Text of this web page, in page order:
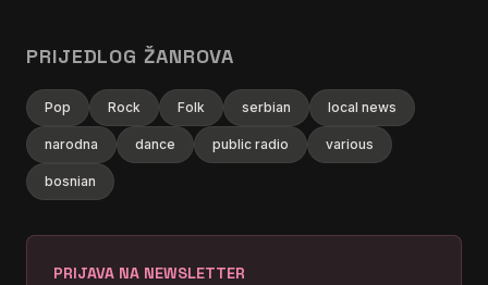
PRIJEDLOG ŽANROVA
Pop Rock Folk serbian local news
narodna dance public radio various
bosnian
PRIJAVA NA NEWSLETTER